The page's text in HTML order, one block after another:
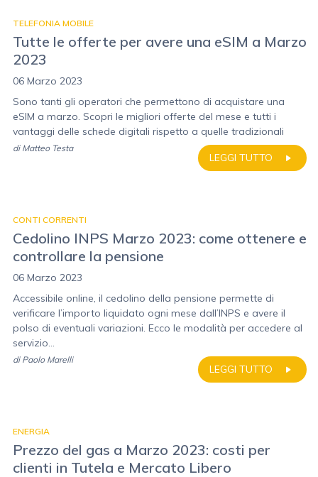
TELEFONIA MOBILE
Tutte le offerte per avere una eSIM a Marzo
2023
06 Marzo 2023
Sono tanti gli operatori che permettono di acquistare una
eSIM a marzo. Scopri le migliori offerte del mese e tutti i
vantaggi delle schede digitali rispetto a quelle tradizionali
LEGGI TUTTO
di Matteo Testa
CONTI CORRENTI
Cedolino INPS Marzo 2023: come ottenere e
controllare la pensione
06 Marzo 2023
Accessibile online, il cedolino della pensione permette di
verificare l’importo liquidato ogni mese dall’INPS e avere il
polso di eventuali variazioni. Ecco le modalità per accedere al
servizio...
LEGGI TUTTO
di Paolo Marelli
ENERGIA
Prezzo del gas a Marzo 2023: costi per
clienti in Tutela e Mercato Libero